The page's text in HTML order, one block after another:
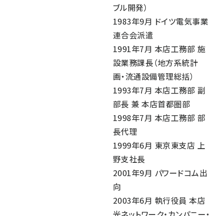
ブル開発）
1983年9月 ドイツ電気事業
連合会派遣
1991年7月 本店工務部 施
設業務課長（地方系統計
画・流通設備管理総括）
1993年7月 本店工務部 副
部長 兼 本店首都圏部
1998年7月 本店工務部 部
長代理
1999年6月 東京東支店 上
野支社長
2001年9月 パワードコム出
向
2003年6月 執行役員 本店